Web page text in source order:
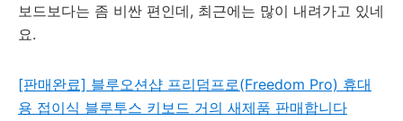
보드보다는 좀 비싼 편인데, 최근에는 많이 내려가고 있네
요.
[판매완료] 블루오션샵 프리덤프로(Freedom Pro) 휴대
용 접이식 블루투스 키보드 거의 새제품 판매합니다